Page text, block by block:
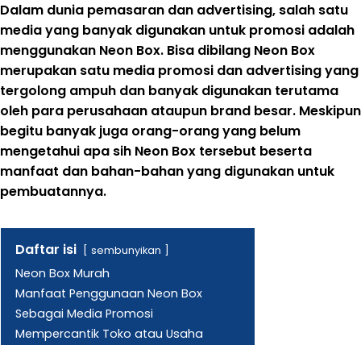
Dalam dunia pemasaran dan advertising, salah satu
media yang banyak digunakan untuk promosi adalah
menggunakan Neon Box. Bisa dibilang Neon Box
merupakan satu media promosi dan advertising yang
tergolong ampuh dan banyak digunakan terutama
oleh para perusahaan ataupun brand besar. Meskipun
begitu banyak juga orang-orang yang belum
mengetahui apa sih Neon Box tersebut beserta
manfaat dan bahan-bahan yang digunakan untuk
pembuatannya.
Daftar isi sembunyikan
Neon Box Murah
Manfaat Penggunaan Neon Box
Sebagai Media Promosi
Mempercantik Toko atau Usaha